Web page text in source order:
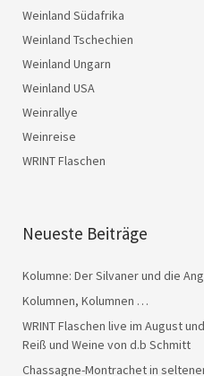
Weinland Südafrika
Weinland Tschechien
Weinland Ungarn
Weinland USA
Weinrallye
Weinreise
WRINT Flaschen
Neueste Beiträge
Kolumne: Der Silvaner und die
Kolumnen, Kolumnen …
WRINT Flaschen live im August
Reiß und Weine von d.b Schmitt
Chassagne-Montrachet in